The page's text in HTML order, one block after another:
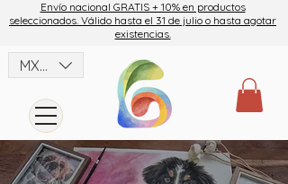
MXN ($)
Envío nacional GRATIS + 10% en productos
seleccionados. Válido hasta el 31 de julio o hasta agotar
existencias.